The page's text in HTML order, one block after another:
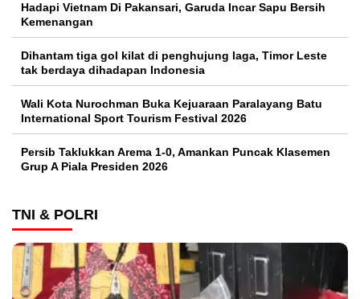
Hadapi Vietnam Di Pakansari, Garuda Incar Sapu Bersih
Kemenangan
Dihantam tiga gol kilat di penghujung laga, Timor Leste
tak berdaya dihadapan Indonesia
Wali Kota Nurochman Buka Kejuaraan Paralayang Batu
International Sport Tourism Festival 2026
Persib Taklukkan Arema 1-0, Amankan Puncak Klasemen
Grup A Piala Presiden 2026
TNI & POLRI